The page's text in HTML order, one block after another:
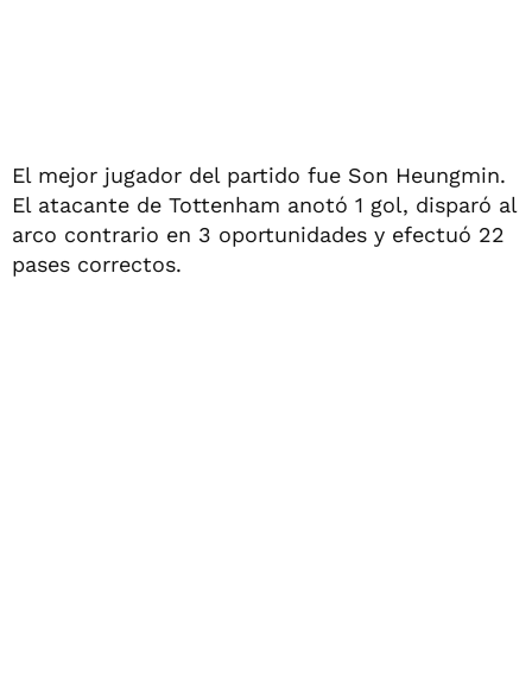
El mejor jugador del partido fue Son Heungmin.
El atacante de Tottenham anotó 1 gol, disparó al
arco contrario en 3 oportunidades y efectuó 22
pases correctos.